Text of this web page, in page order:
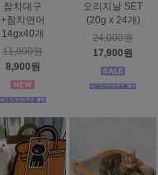
참치대구
+참치연어
14gx40개
11,900원
8,900원
오리지날 SET
(20g x 24개)
24,000원
17,900원